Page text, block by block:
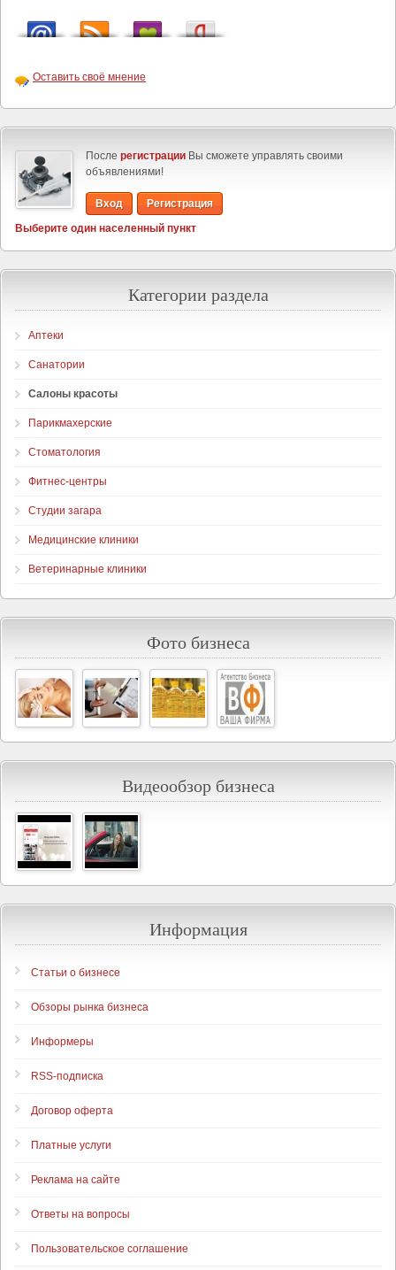
Оставить своё мнение
После регистрации Вы сможете управлять своими
объявлениями!
Вход
Регистрация
Выберите один населенный пункт
Категории раздела
Аптеки
Санатории
Салоны красоты
Парикмахерские
Стоматология
Фитнес-центры
Студии загара
Медицинские клиники
Ветеринарные клиники
Фото бизнеса
Видеообзор бизнеса
Информация
Статьи о бизнесе
Обзоры рынка бизнеса
Информеры
RSS-подписка
Договор оферта
Платные услуги
Реклама на сайте
Ответы на вопросы
Пользовательское соглашение